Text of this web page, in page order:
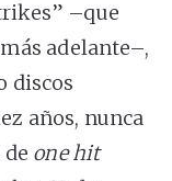
–que
adelante–,
discos
años, nunca
one hit